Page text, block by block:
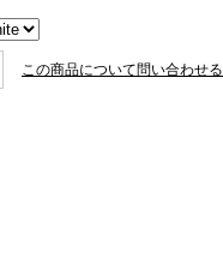
この商品について問い合わせる